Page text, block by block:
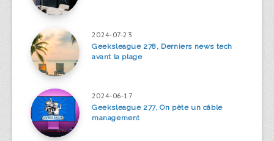
2024-07-23
Geeksleague 278, Derniers news tech
avant la plage
2024-06-17
Geeksleague 277, On pète un câble
management